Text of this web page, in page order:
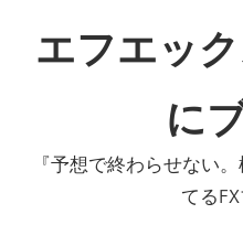
エフエッ
に
『予想で終わらせない
てるFX